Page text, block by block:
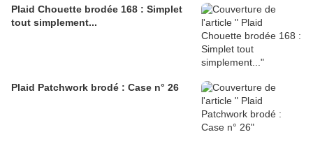
Plaid Chouette brodée 168 : Simplet
tout simplement...
Plaid Patchwork brodé : Case n° 26